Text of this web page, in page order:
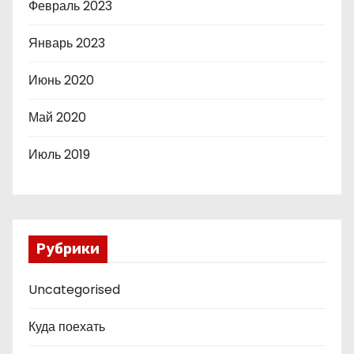
Февраль 2023
Январь 2023
Июнь 2020
Май 2020
Июль 2019
Рубрики
Uncategorised
Куда поехать